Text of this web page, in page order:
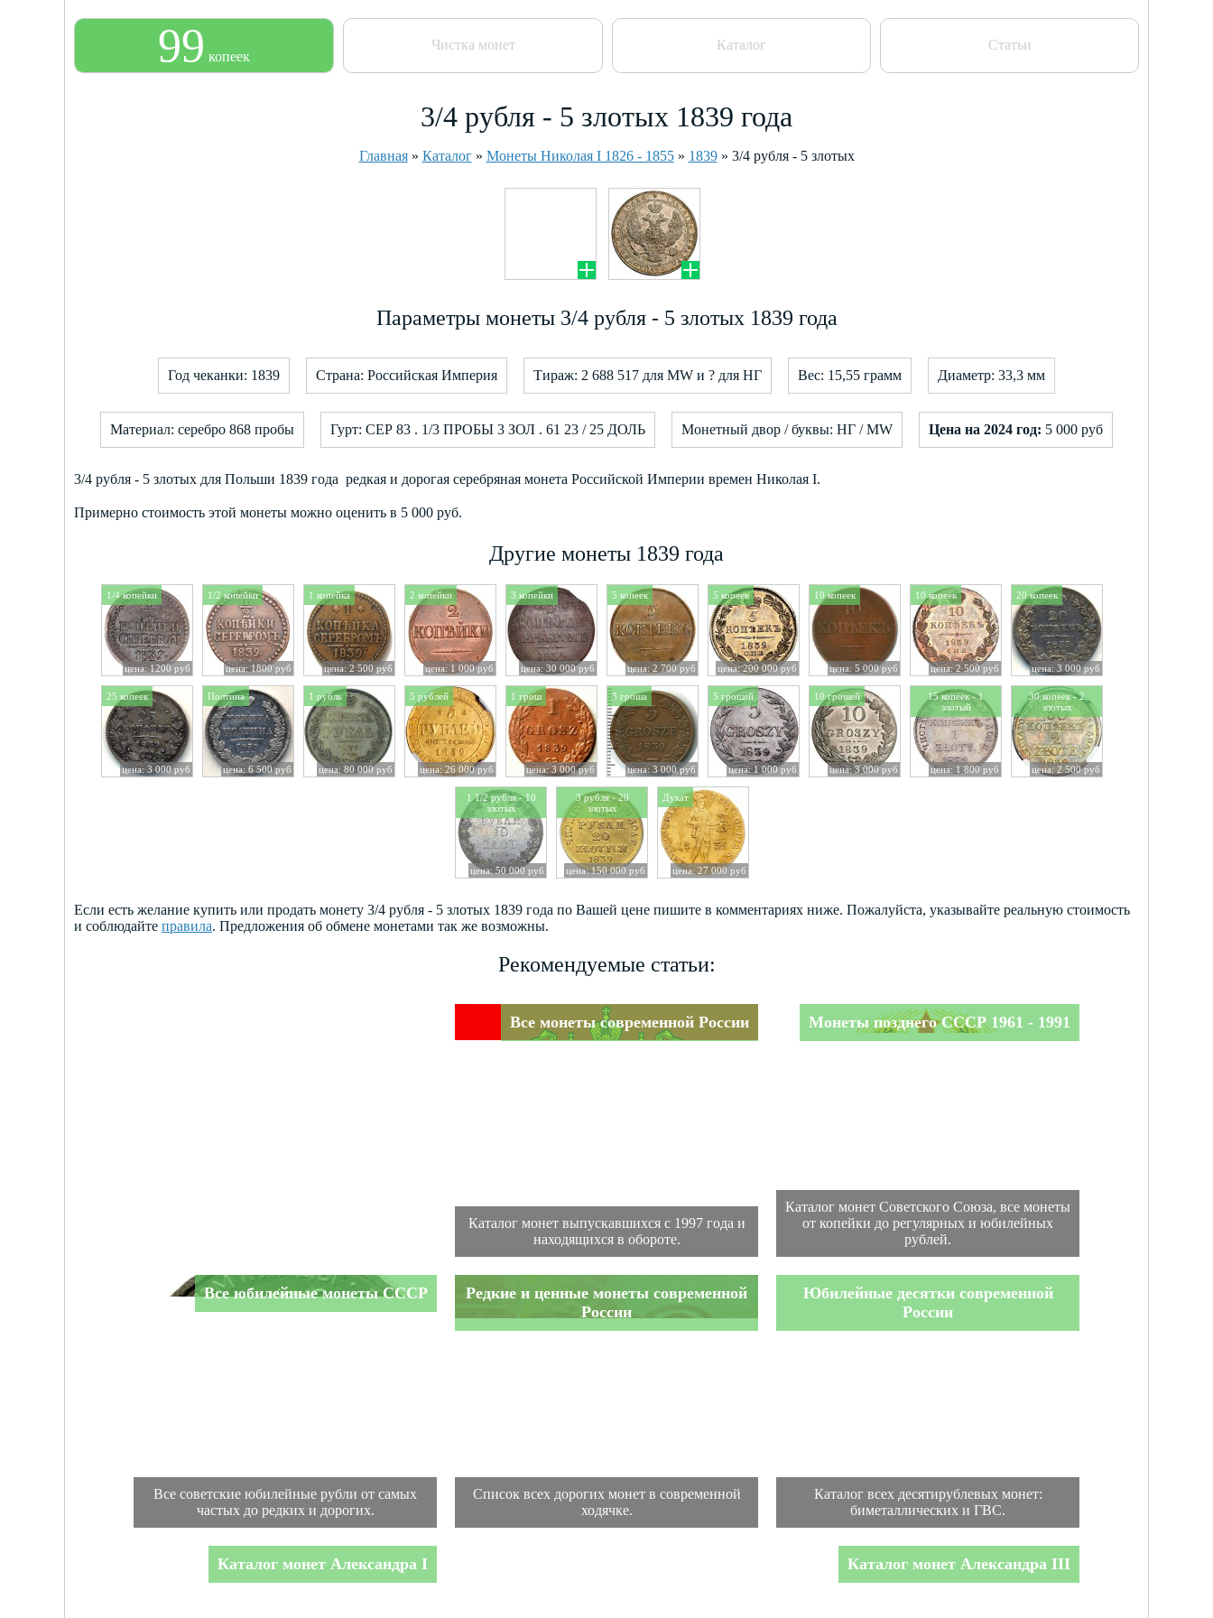
99 копеек
Чистка монет Каталог Статьи
3/4 рубля - 5 злотых 1839 года
Главная» Каталог» Монеты Николая I 1826 - 1855» 1839» 3/4 рубля - 5 злотых
Параметры монеты 3/4 рубля - 5 злотых 1839 года
Год чеканки: 1839 Страна: Российская Империя Тираж: 2 688 517 для MW и ? для НГ Вес: 15,55 грамм Диаметр: 33,3 мм
Материал: серебро 868 пробы Гурт: СЕР 83 . 1/3 ПРОБЫ 3 ЗОЛ . 61 23 / 25 ДОЛЬ Монетный двор / буквы: НГ / MW Цена на 2024 год: 5 000 руб
3/4 рубля - 5 злотых для Польши 1839 года редкая и дорогая серебряная монета Российской Империи времен Николая I.
Примерно стоимость этой монеты можно оценить в 5 000 руб.
Другие монеты 1839 года
1/4 копейки
цена: 1200 руб
1/2 копейки
цена: 1800 руб
1 копейка
цена: 2 500 руб
2 копейки
цена: 1 000 руб
3 копейки
цена: 30 000 руб
5 копеек
цена: 2 700 руб
5 копеек
цена: 200 000 руб
10 копеек
цена: 5 000 руб
10 копеек
цена: 2 500 руб
20 копеек
цена: 3 000 руб
25 копеек
цена: 3 000 руб
Полтина
цена: 6 500 руб
1 рубль
цена: 80 000 руб
5 рублей
цена: 26 000 руб
1 грош
цена: 3 000 руб
3 гроша
цена: 3 000 руб
5 грошей
цена: 1 000 руб
10 грошей
цена: 3 000 руб
15 копеек - 1
злотый
цена: 1 800 руб
30 копеек - 2
злотых
цена: 2 500 руб
1 1/2 рубля - 10
злотых
цена: 50 000 руб
3 рубля - 20
злотых
цена: 150 000 руб
Дукат
цена: 27 000 руб
Если есть желание купить или продать монету 3/4 рубля - 5 злотых 1839 года по Вашей цене пишите в комментариях ниже. Пожалуйста, указывайте реальную стоимость
и соблюдайте правила. Предложения об обмене монетами так же возможны.
Рекомендуемые статьи:
Все монеты современной России
Каталог монет выпускавшихся с 1997 года и
находящихся в обороте.
Монеты позднего СССР 1961 - 1991
Каталог монет Советского Союза, все монеты
от копейки до регулярных и юбилейных
рублей.
Все юбилейные монеты СССР
Все советские юбилейные рубли от самых
частых до редких и дорогих.
Редкие и ценные монеты современной
России
Список всех дорогих монет в современной
ходячке.
Юбилейные десятки современной
России
Каталог всех десятирублевых монет:
биметаллических и ГВС.
Каталог монет Александра I Каталог монет Александра III